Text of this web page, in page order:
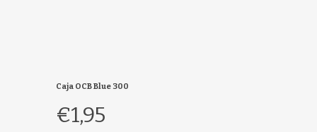
Caja OCB Blue 300
€1,95